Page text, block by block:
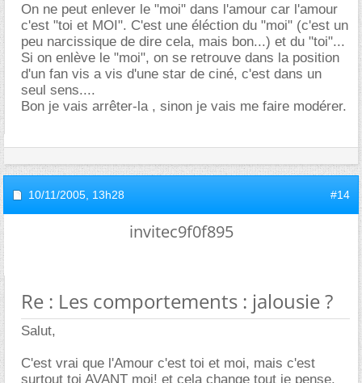
On ne peut enlever le "moi" dans l'amour car l'amour
c'est "toi et MOI". C'est une éléction du "moi" (c'est un
peu narcissique de dire cela, mais bon...) et du "toi"...
Si on enlève le "moi", on se retrouve dans la position
d'un fan vis a vis d'une star de ciné, c'est dans un
seul sens....
Bon je vais arrêter-la , sinon je vais me faire modérer.
10/11/2005, 13h28 #14
invitec9f0f895
Re : Les comportements : jalousie ?
Salut,
C'est vrai que l'Amour c'est toi et moi, mais c'est
surtout toi AVANT moi! et cela change tout je pense.